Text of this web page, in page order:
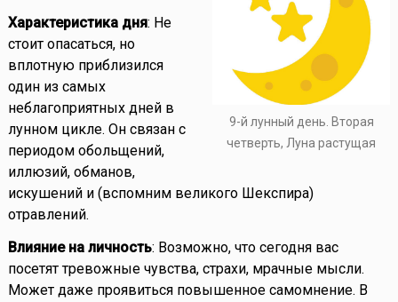
9-й лунный день. Вторая
четверть, Луна растущая
Характеристика дня: Не
стоит опасаться, но
вплотную приблизился
один из самых
неблагоприятных дней в
лунном цикле. Он связан с
периодом обольщений,
иллюзий, обманов,
искушений и (вспомним великого Шекспира)
отравлений.
Влияние на личность: Возможно, что сегодня вас
посетят тревожные чувства, страхи, мрачные мысли.
Может даже проявиться повышенное самомнение. В